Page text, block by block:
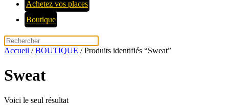
Achetez vos places
Boutique
Accueil /BOUTIQUE / Produits identifiés “Sweat”
Sweat
Voici le seul résultat